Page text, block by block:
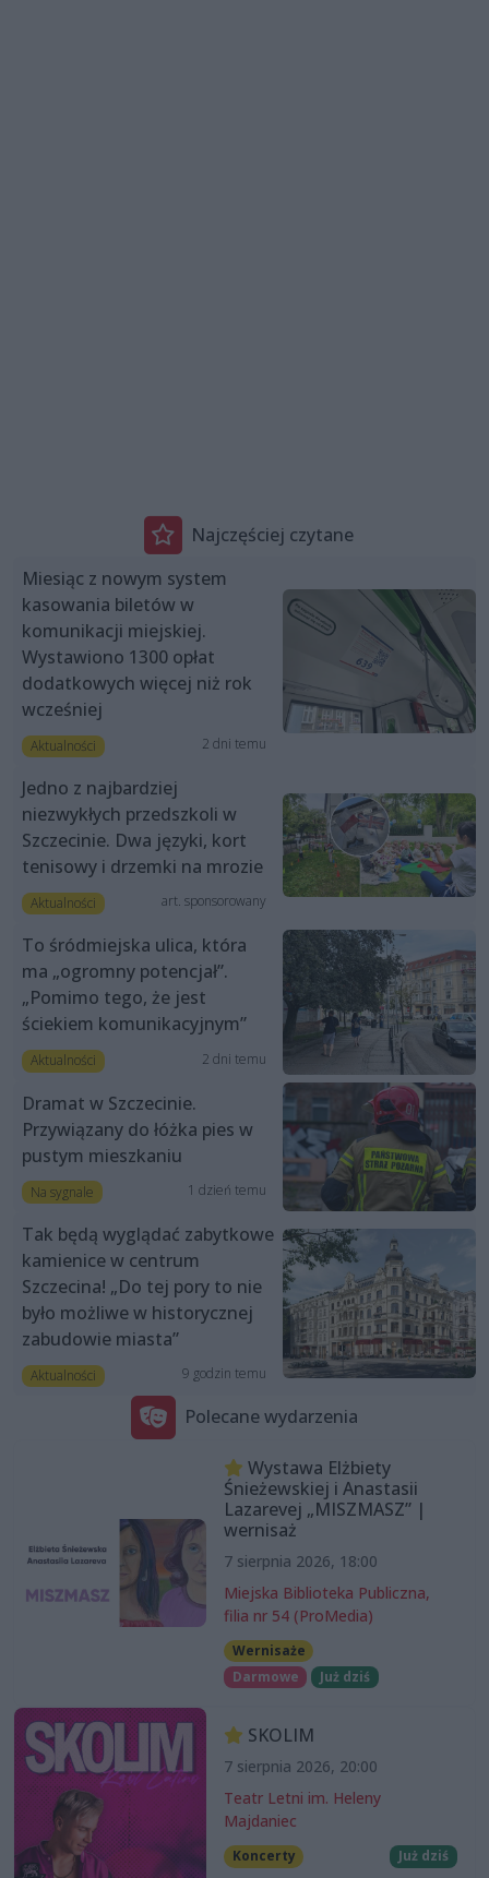
Najczęściej czytane
Miesiąc z nowym system
kasowania biletów w
komunikacji miejskiej.
Wystawiono 1300 opłat
dodatkowych więcej niż rok
wcześniej
Aktualności 2 dni temu
Jedno z najbardziej
niezwykłych przedszkoli w
Szczecinie. Dwa języki, kort
tenisowy i drzemki na mrozie
Aktualności art. sponsorowany
To śródmiejska ulica, która
ma „ogromny potencjał”.
„Pomimo tego, że jest
ściekiem komunikacyjnym”
Aktualności 2 dni temu
Dramat w Szczecinie.
Przywiązany do łóżka pies w
pustym mieszkaniu
Na sygnale 1 dzień temu
Tak będą wyglądać zabytkowe
kamienice w centrum
Szczecina! „Do tej pory to nie
było możliwe w historycznej
zabudowie miasta”
Aktualności 9 godzin temu
Polecane wydarzenia
Wystawa Elżbiety
Śnieżewskiej i Anastasii
Lazarevej „MISZMASZ” |
wernisaż
7 sierpnia 2026, 18:00
Miejska Biblioteka Publiczna,
filia nr 54 (ProMedia)
Wernisaże
Darmowe
Już dziś
SKOLIM
7 sierpnia 2026, 20:00
Teatr Letni im. Heleny
Majdaniec
Koncerty Już dziś